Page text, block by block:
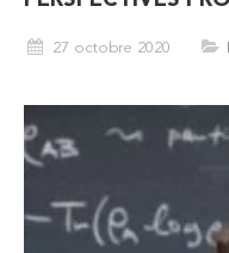
27 octobre 2020